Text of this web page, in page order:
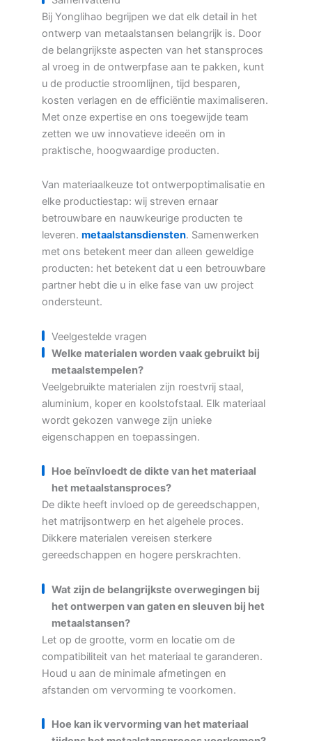
Bij Yonglihao begrijpen we dat elk detail in het
ontwerp van metaalstansen belangrijk is. Door
de belangrijkste aspecten van het stansproces
al vroeg in de ontwerpfase aan te pakken, kunt
u de productie stroomlijnen, tijd besparen,
kosten verlagen en de efficiëntie maximaliseren.
Met onze expertise en ons toegewijde team
zetten we uw innovatieve ideeën om in
praktische, hoogwaardige producten.
Van materiaalkeuze tot ontwerpoptimalisatie en
elke productiestap: wij streven ernaar
betrouwbare en nauwkeurige producten te
leveren. metaalstansdiensten. Samenwerken
met ons betekent meer dan alleen geweldige
producten: het betekent dat u een betrouwbare
partner hebt die u in elke fase van uw project
ondersteunt.
Veelgestelde vragen
Welke materialen worden vaak gebruikt bij
metaalstempelen?
Veelgebruikte materialen zijn roestvrij staal,
aluminium, koper en koolstofstaal. Elk materiaal
wordt gekozen vanwege zijn unieke
eigenschappen en toepassingen.
Hoe beïnvloedt de dikte van het materiaal
het metaalstansproces?
De dikte heeft invloed op de gereedschappen,
het matrijsontwerp en het algehele proces.
Dikkere materialen vereisen sterkere
gereedschappen en hogere perskrachten.
Wat zijn de belangrijkste overwegingen bij
het ontwerpen van gaten en sleuven bij het
metaalstansen?
Let op de grootte, vorm en locatie om de
compatibiliteit van het materiaal te garanderen.
Houd u aan de minimale afmetingen en
afstanden om vervorming te voorkomen.
Hoe kan ik vervorming van het materiaal